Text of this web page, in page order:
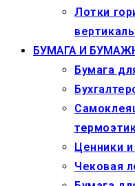
Лотки
БУМАГА И
Бумага
Ценники
Чековая